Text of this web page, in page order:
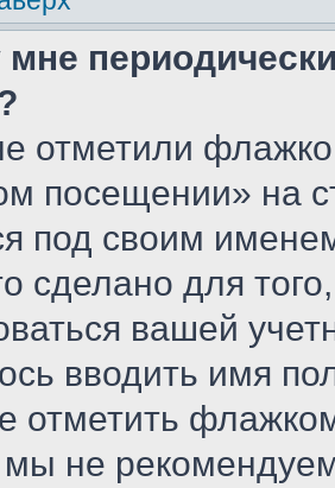
отметили
посещении» на
под своим
сделано для
вашей
вводить имя
отметить
мы не